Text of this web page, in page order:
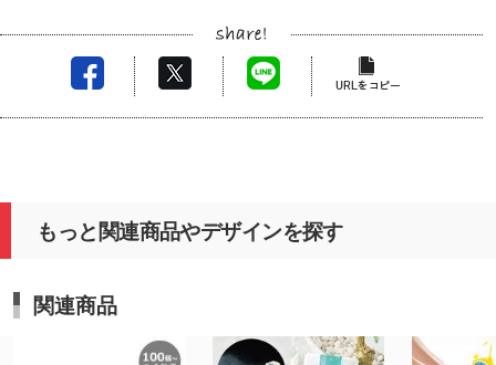
もっと関連商品やデザインを探す
関連商品